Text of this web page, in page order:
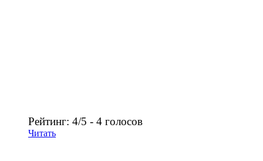
Рейтинг: 4/5 - 4 голосов
Читать